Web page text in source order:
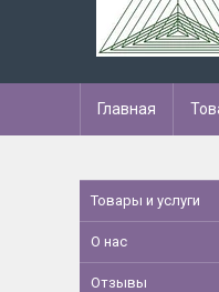
Главная
Товары и услуги
О нас
Отзывы